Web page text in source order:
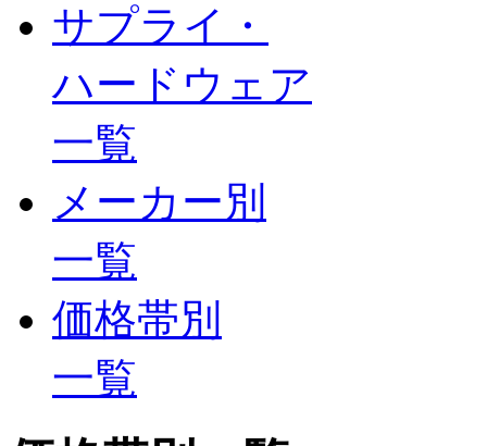
サプライ・
ハードウェア
一覧
メーカー別
一覧
価格帯別
一覧